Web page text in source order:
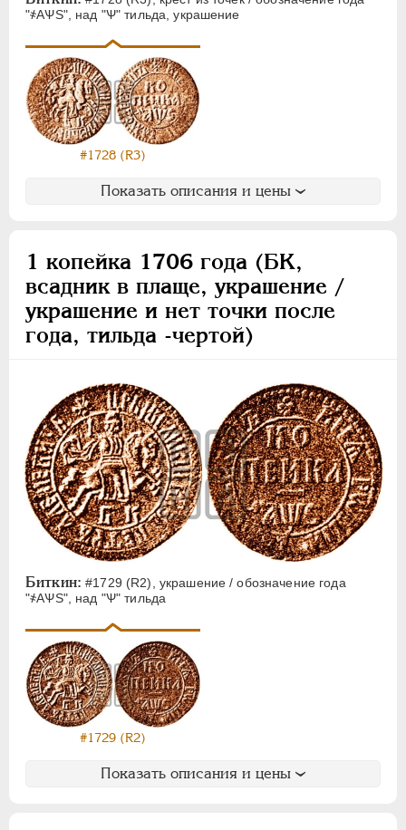
"҂АѰS", над "Ѱ" тильда, украшение
#1728 (R3)
Показать описания и цены
1 копейка 1706 года (БК,
всадник в плаще, украшение /
украшение и нет точки после
года, тильда -чертой)
Биткин: #1729 (R2), украшение / обозначение года
"҂АѰS", над "Ѱ" тильда
#1729 (R2)
Показать описания и цены
НИКОЛАЙ I
1826-1855
АЛЕКСАНДР II 1855-1881
АЛЕКСАНДР III 1881-1894
НИКОЛАЙ II 1894-1917
ВРЕМЕННОЕ ПРАВ. 1917-1918
ИНОСТРАННЫЕ 1768-1918